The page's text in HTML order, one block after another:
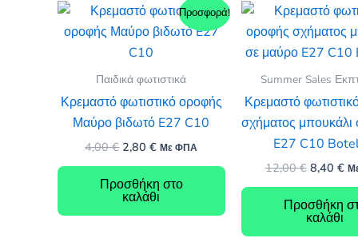
Προσφορά!
Παιδικά φωτιστικά
Κρεμαστό φωτιστικό οροφής
Μαύρο βιδωτό E27 C10
4,00€ Original
was:
4,00 €.
2,80€Η
είναι:
2,80 €.
Με ΦΠΑ
Προσθήκη στο
καλάθι
Summer Sales
Κρεμαστό
σχήματος μπουκάλι
E27 C10
12,00€ Original
was:
12,00 €.
8,40 €Η
Προσθήκη
καλάθι